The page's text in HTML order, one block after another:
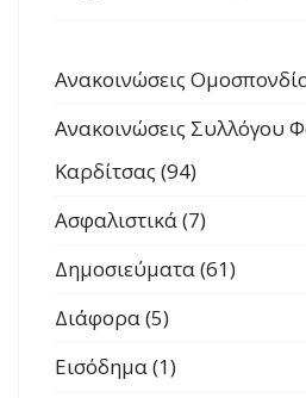
Ανακοινώσεις
Ανακοινώσεις Συλλόγου
Καρδίτσας (94)
Ασφαλιστικά (7)
Δημοσιεύματα (61)
Διάφορα (5)
Εισόδημα (1)